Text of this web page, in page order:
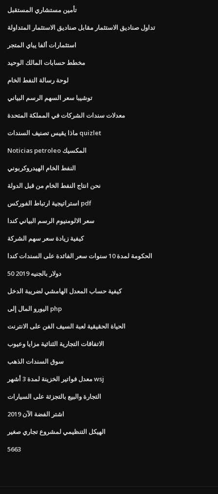
تأمين مستشاري المستقبل
تداول صناديق الاستثمار مقابل صناديق الاستثمار المتداولة
استثمارات ألفا يباي المتجر
مخطط حسابات المالك الوحيد
لوحة رسالة النفط الخام
توشيبا سعر السهم الرسم البياني
معدلات سندات الشركات في المملكة المتحدة
ماذا يقيس تصنيف السندات quizlet
Noticias petroleo المكسيك
النفط الخام الهيدروكربوني
نحن انتاج النفط الخام من قبل الدولة
استراتيجية ارتباط الفوركس pdf
سعر الالومنيوم الرسم البياني كندا
كيفية زيادة سعر سهم الشركة
الحكومة لمدة 10 سنوات سعر الفائدة على السندات كندا
50 دولار بالجنيه 2019
كيفية حساب المعدل الهامشي لضريبة الدخل
اليورو المال إلى php
الحياة الحقيقية لعبة السيف الفن على الانترنت
الاتفاقات التجارية الثنائية مزايا وعيوب
سوق السندات الذهب
معدل فواتير الخزينة لمدة 3 أشهر wsj
التجارة والبيع بالتجزئة على السيارات
اشتر الفضة الآن 2019
الهيكل التنظيمي لمشروع تجاري صغير
5663